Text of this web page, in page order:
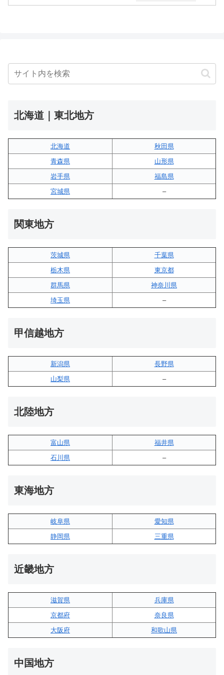
北海道｜東北地方
北海道
秋田県
青森県
山形県
岩手県
福島県
宮城県
–
関東地方
茨城県
千葉県
栃木県
東京都
群馬県
神奈川県
埼玉県
–
甲信越地方
新潟県
長野県
山梨県
–
北陸地方
富山県
福井県
石川県
–
東海地方
岐阜県
愛知県
静岡県
三重県
近畿地方
滋賀県
兵庫県
京都府
奈良県
大阪府
和歌山県
中国地方